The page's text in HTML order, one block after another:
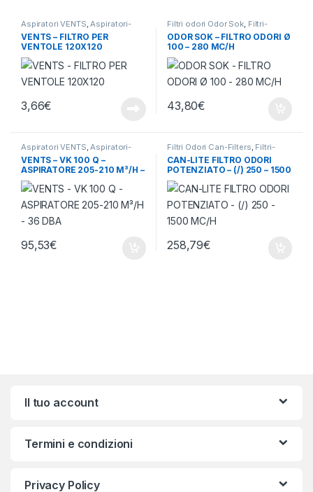
Aspiratori VENTS,Aspiratori-
Ventilatori ,Ventilazione - Aria
VENTS – FILTRO PER
VENTOLE 120X120
3,66€
Filtri odori Odor Sok, Filtri-
Odore-Rumore,Ventilazione -
Aria
ODOR SOK – FILTRO ODORI Ø
100 – 280 MC/H
43,80€
Aspiratori VENTS Aspiratori-
Ventilatori Ventilazione - Aria
VENTS – VK 100 Q –
ASPIRATORE 205-210 M³/H –
36 DBA
95,53€
Filtri Odori Can-Filters Filtri-
Ventilazione -
Aria
CAN-LITE FILTRO ODORI
POTENZIATO – (/) 250 – 1500
MC/H
258,79€
Il tuo account
Termini e condizioni
Privacy Policy